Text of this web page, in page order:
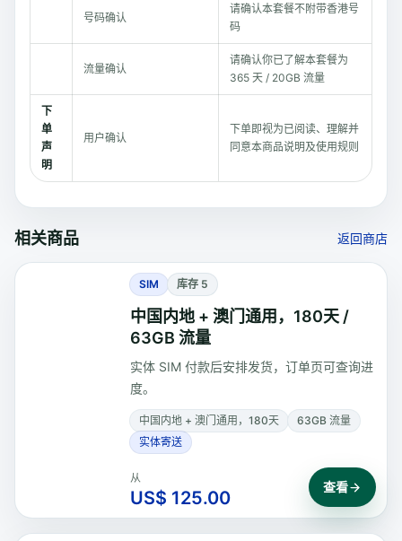
号码确认
请确认本套餐不附带香港号
码
流量确认
请确认你已了解本套餐为
365 天 / 20GB 流量
下
单
声
明
用户确认
下单即视为已阅读、理解并
同意本商品说明及使用规则
相关商品 返回商店
SIM 库存 5
中国内地 + 澳门通用，180天 /
63GB 流量
实体 SIM 付款后安排发货，订单页可查询进
度。
中国内地 + 澳门通用，180天
63GB 流量
实体寄送
从
US$ 125.00
查看